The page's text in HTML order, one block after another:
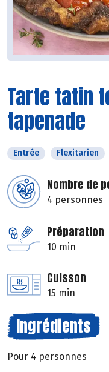
Tarte tatin
tapenade
Entrée Flexitarien
Nombre de
4 personnes
Préparation
10 min
Cuisson
15 min
Ingrédients
Pour 4 personnes